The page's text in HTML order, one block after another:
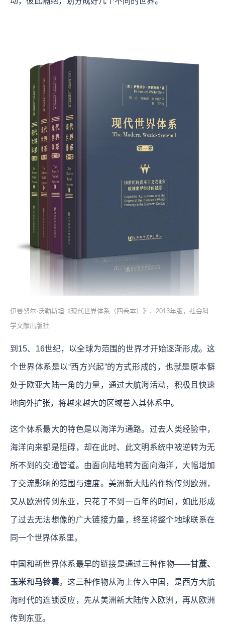
伊曼努尔·沃勒斯坦《现代世界体系（四卷本）》，2013年版，社会科
学文献出版社
到15、16世纪，以全球为范围的世界才开始逐渐形成。这
个世界体系是以“西方兴起”的方式形成的，也就是原本僻
处于欧亚大陆一角的力量，通过大航海活动，积极且快速
地向外扩张，将越来越大的区域卷入其体系中。
这个体系最大的特色是以海洋为通路。过去人类经验中，
海洋向来都是阻碍，却在此时、此文明系统中被逆转为无
所不到的交通管道。由面向陆地转为面向海洋，大幅增加
了交流影响的范围与速度。美洲新大陆的作物传到欧洲，
又从欧洲传到东亚，只花了不到一百年的时间，如此形成
了过去无法想像的广大链接力量，终至将整个地球联系在
同一个世界体系里。
中国和新世界体系最早的链接是通过三种作物——甘蔗、
玉米和马铃薯。这三种作物从海上传入中国，是西方大航
海时代的连锁反应，先从美洲新大陆传入欧洲，再从欧洲
传到东亚。